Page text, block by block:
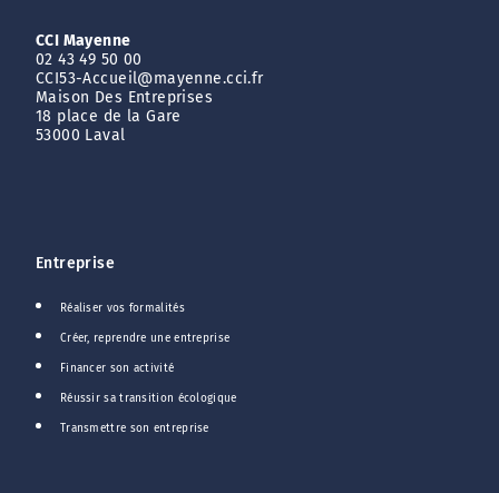
CCI Mayenne
02 43 49 50 00
CCI53-Accueil@mayenne.cci.fr
Maison Des Entreprises
18 place de la Gare
53000 Laval
Entreprise
Réaliser vos formalités
Créer, reprendre une entreprise
Financer son activité
Réussir sa transition écologique
Transmettre son entreprise